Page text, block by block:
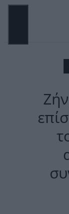
Μετάβαση